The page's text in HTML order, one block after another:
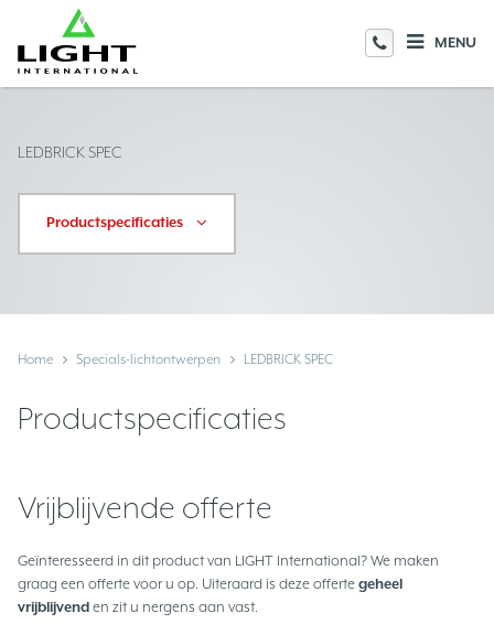
MENU
LEDBRICK SPEC
Productspecificaties
Home Specials-lichtontwerpen LEDBRICK SPEC
Productspecificaties
Vrijblijvende offerte
Geïnteresseerd in dit product van LIGHT International? We maken
graag een offerte voor u op. Uiteraard is deze offerte geheel
vrijblijvend en zit u nergens aan vast.